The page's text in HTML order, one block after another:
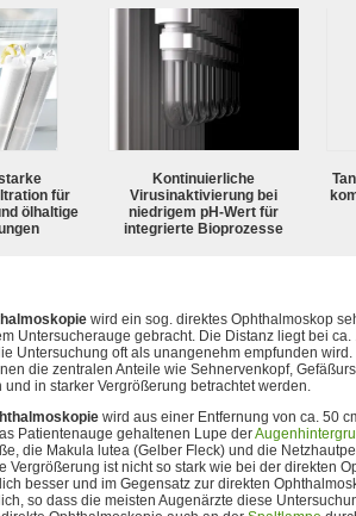
für
ölhaltige
Kontinuierliche
Virusinaktivierung bei
niedrigem pH-Wert für
integrierte Bioprozesse
wird ein sog. direktes Ophthalmoskop
Untersucherauge gebracht. Die Distanz liegt bei
Untersuchung oft als unangenehm empfunden
die zentralen Anteile wie Sehnervenkopf,
in starker Vergrößerung betrachtet werden.
wird aus einer Entfernung von ca. 50
Patientenauge gehaltenen Lupe der
die Makula lutea (Gelber Fleck) und die
Vergrößerung ist nicht so stark wie bei der direkten
besser und im Gegensatz zur direkten
so dass die meisten Augenärzte diese